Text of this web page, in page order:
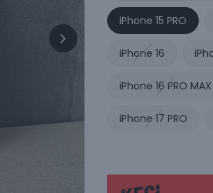
iPhone 15 PRO
iPhone 16
iPhone 16 PRO MAX
iPhone 17 PRO